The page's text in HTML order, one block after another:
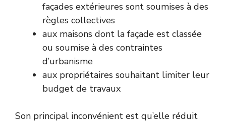
façades extérieures sont soumises à des
règles collectives
aux maisons dont la façade est classée
ou soumise à des contraintes
d’urbanisme
aux propriétaires souhaitant limiter leur
budget de travaux
Son principal inconvénient est qu’elle réduit